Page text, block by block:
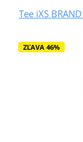
Tee iXS
ZĽAVA 46%